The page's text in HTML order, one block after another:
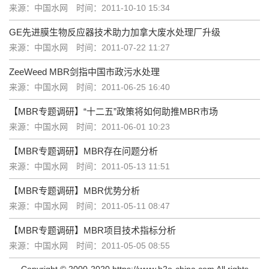
来源：中国水网 时间：2011-10-10 15:34
GE先进膜生物反应器技术助力加拿大废水处理厂升级
来源：中国水网 时间：2011-07-22 11:27
ZeeWeed MBR剑指中国市政污水处理
来源：中国水网 时间：2011-06-25 16:40
【MBR专题调研】“十二五”政策将如何助推MBR市场
来源：中国水网 时间：2011-06-01 10:23
【MBR专题调研】MBR存在问题分析
来源：中国水网 时间：2011-05-13 11:51
【MBR专题调研】MBR优势分析
来源：中国水网 时间：2011-05-11 08:47
【MBR专题调研】MBR项目技术指标分析
来源：中国水网 时间：2011-05-05 08:55